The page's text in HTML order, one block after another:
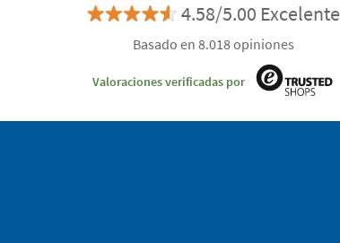
4.58/5.00 Excelente
Basado en 8.018 opiniones
Valoraciones verificadas por